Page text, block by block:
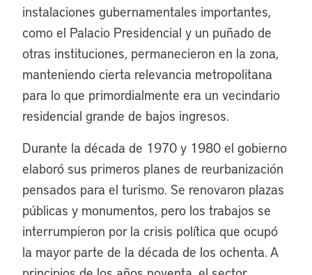
instalaciones gubernamentales importantes,
como el Palacio Presidencial y un puñado de
otras instituciones, permanecieron en la zona,
manteniendo cierta relevancia metropolitana
para lo que primordialmente era un vecindario
residencial grande de bajos ingresos.
Durante la década de 1970 y 1980 el gobierno
elaboró sus primeros planes de reurbanización
pensados para el turismo. Se renovaron plazas
públicas y monumentos, pero los trabajos se
interrumpieron por la crisis política que ocupó
la mayor parte de la década de los ochenta. A